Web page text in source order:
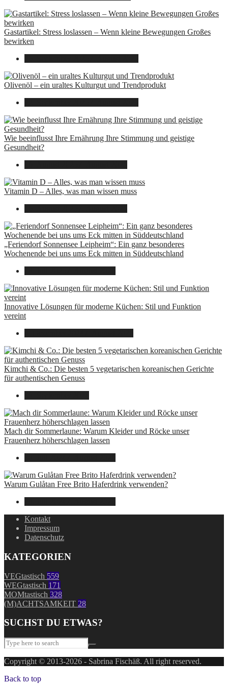
Gastartikel: Stress loslassen – Wenn kleine Bewegungen Großes
bewirken
Olivenöl – ein uraltes Kulturgut und Trendprodukt
Wie beeinflusst Ihre Ernährung Ihre Stimmung und geistige
Gesundheit?
Vitamin D – Alles, was man wissen muss
„Feriendorf Sonnensee Leipheim“: Ein ganz besonderes
Wochenende bei uns ums Eck mitten in Süddeutschland
Innovative Lösungen für moderne Küchen: Stil und Funktion
vereint
Kimchi & Co.: Die besten 5 vegetarischen koreanischen Gerichte
für authentischen Genuss
Mach dir Sommerlaune: Warum Kleider und Röcke unser
Frauenherz höherschlagen lassen
Warum Gulåtan Free Brito Haferdrink verwenden?
Kontakt
Impressum
Datenschutz
KATEGORIEN
VEGtastisch 559
WEGtastisch 171
MOMtastisch 328
(M)ACHTSAMKEIT 28
SUCHST DU ETWAS?
Copyright © 2013-2026 - Sabrina Fischäß. All right reserved.
Back to top